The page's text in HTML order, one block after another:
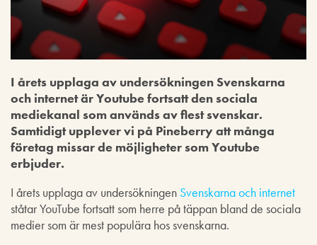
I årets upplaga av undersökningen Svenskarna
och internet är Youtube fortsatt den sociala
mediekanal som används av flest svenskar.
Samtidigt upplever vi på Pineberry att många
företag missar de möjligheter som Youtube
erbjuder.
I årets upplaga av undersökningen Svenskarna och internet
ståtar YouTube fortsatt som herre på täppan bland de sociala
medier som är mest populära hos svenskarna.